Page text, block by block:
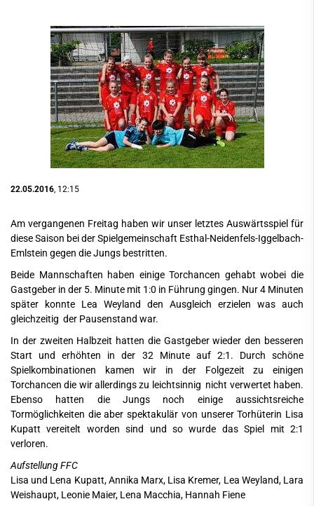
22.05.2016, 12:15
Am vergangenen Freitag haben wir unser letztes Auswärtsspiel für
diese Saison bei der Spielgemeinschaft Esthal-Neidenfels-Iggelbach-
Emlstein gegen die Jungs bestritten.
Beide Mannschaften haben einige Torchancen gehabt wobei die
Gastgeber in der 5. Minute mit 1:0 in Führung gingen. Nur 4 Minuten
später konnte Lea Weyland den Ausgleich erzielen was auch
gleichzeitig der Pausenstand war.
In der zweiten Halbzeit hatten die Gastgeber wieder den besseren
Start und erhöhten in der 32 Minute auf 2:1. Durch schöne
Spielkombinationen kamen wir in der Folgezeit zu einigen
Torchancen die wir allerdings zu leichtsinnig nicht verwertet haben.
Ebenso hatten die Jungs noch einige aussichtsreiche
Tormöglichkeiten die aber spektakulär von unserer Torhüterin Lisa
Kupatt vereitelt worden sind und so wurde das Spiel mit 2:1
verloren.
Aufstellung FFC
Lisa und Lena Kupatt, Annika Marx, Lisa Kremer, Lea Weyland, Lara
Weishaupt, Leonie Maier, Lena Macchia, Hannah Fiene